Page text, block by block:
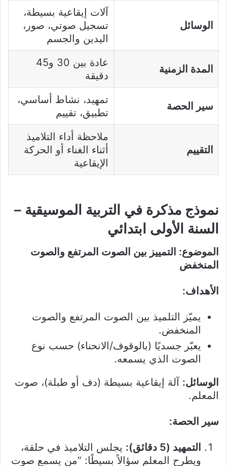
الوسائل
آلات إيقاعية بسيطة،
تسجيل صوتي، صور،
اليدين والجسم
المدة الزمنية
عادة بين 30 و45
دقيقة
سير الحصة
تمهيد، نشاط أساسي،
تطبيق، تقييم
التقييم
ملاحظة أداء التلاميذ
أثناء الغناء أو الحركة
الإيقاعية
نموذج مذكرة في التربية الموسيقية –
السنة الأولى ابتدائي
الموضوع: التمييز بين الصوت المرتفع والصوت
المنخفض
الأهداف:
يميّز التلميذ بين الصوت المرتفع والصوت
المنخفض.
يعبّر جسديًا (بالوقوف/الانحناء) حسب نوع
الصوت الذي يسمعه.
الوسائل: آلة إيقاعية بسيطة (دف أو طبلة)، صوت
المعلم.
سير الحصة:
التمهيد (5 دقائق):
يجلس التلاميذ في حلقة،
ويطرح المعلم سؤالاً بسيطًا: “من يسمع صوت